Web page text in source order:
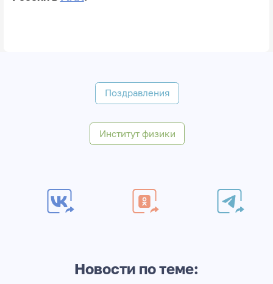
Поздравления
Институт физики
Новости по теме: